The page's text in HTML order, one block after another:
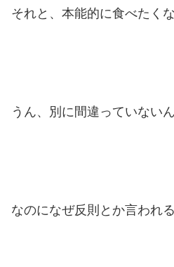
それと、本能的に食べたく
うん、別に間違っていないん
なのになぜ反則とか言われ